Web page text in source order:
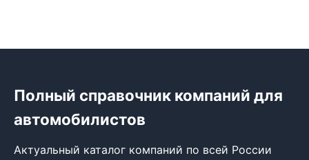
Полный справочник компаний для
автомобилистов
Актуальный каталог компаний по всей России